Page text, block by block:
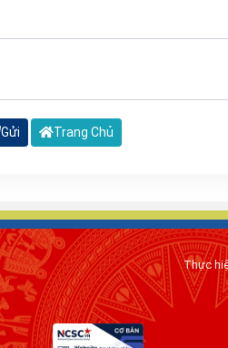
Gửi Trang Chủ
Thực